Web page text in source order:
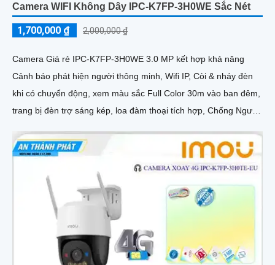
Camera WIFI Không Dây IPC-K7FP-3H0WE Sắc Nét
1,700,000 ₫ 2,000,000 ₫
Camera Giá rẻ IPC-K7FP-3H0WE 3.0 MP kết hợp khả năng
Cảnh báo phát hiện người thông minh, Wifi IP, Còi & nháy đèn
khi có chuyển động, xem màu sắc Full Color 30m vào ban đêm,
trang bị đèn trợ sáng kép, loa đàm thoại tích hợp, Chống Ngược